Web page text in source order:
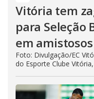
Vitória tem
para Seleção
em
Foto: Divulgação/EC
do Esporte Clube